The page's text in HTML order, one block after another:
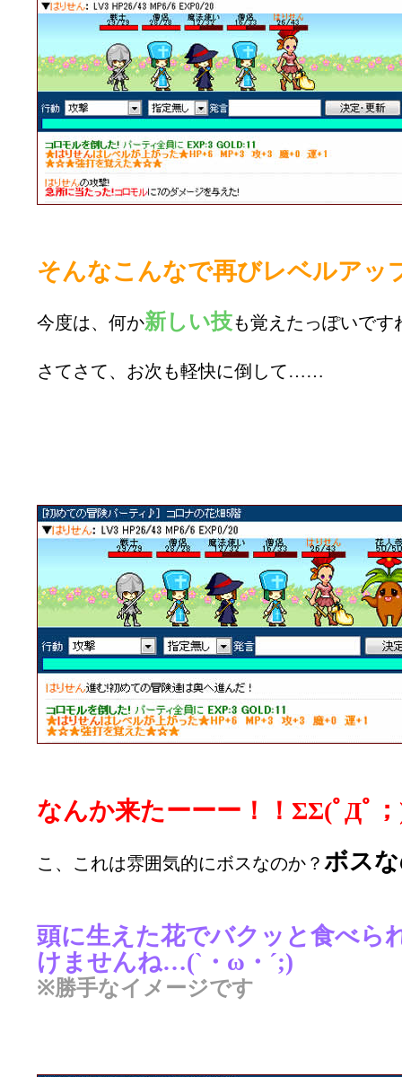
そんなこんなで再びレベルアッ
今度は、何か新しい技も覚えたっぽいです
さてさて、お次も軽快に倒して……
なんか来たーーー！！ΣΣ(ﾟДﾟ
こ、これは雰囲気的にボスなのか？ ボス
頭に生えた花でバクッと食べら
けませんね…(`・ω・´;)
※勝手なイメージです